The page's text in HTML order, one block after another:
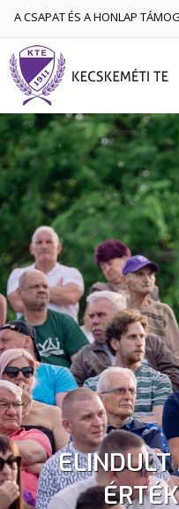
A CSAPAT ÉS A HONLAP
ELINDULT